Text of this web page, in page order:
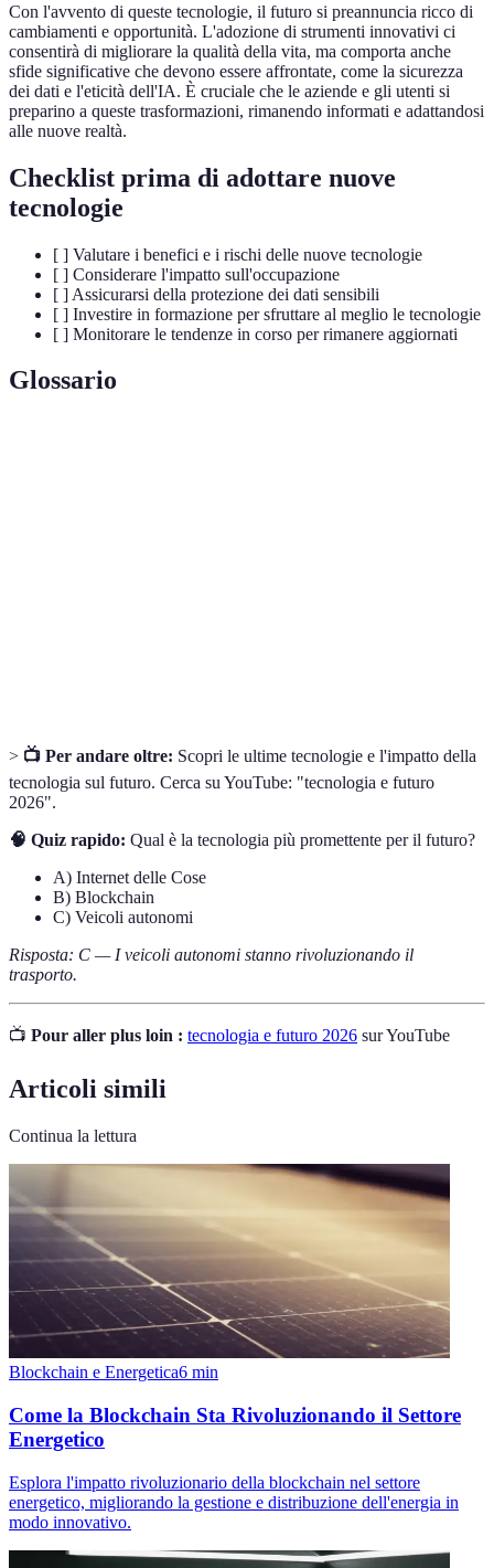
Con l'avvento di queste tecnologie, il futuro si preannuncia ricco di
cambiamenti e opportunità. L'adozione di strumenti innovativi ci
consentirà di migliorare la qualità della vita, ma comporta anche
sfide significative che devono essere affrontate, come la sicurezza
dei dati e l'eticità dell'IA. È cruciale che le aziende e gli utenti si
preparino a queste trasformazioni, rimanendo informati e adattandosi
alle nuove realtà.
Checklist prima di adottare nuove
tecnologie
[ ] Valutare i benefici e i rischi delle nuove tecnologie
[ ] Considerare l'impatto sull'occupazione
[ ] Assicurarsi della protezione dei dati sensibili
[ ] Investire in formazione per sfruttare al meglio le tecnologie
[ ] Monitorare le tendenze in corso per rimanere aggiornati
Glossario
> 📺 Per andare oltre: Scopri le ultime tecnologie e l'impatto della
tecnologia sul futuro. Cerca su YouTube: "tecnologia e futuro
2026".
🧠 Quiz rapido: Qual è la tecnologia più promettente per il futuro?
A) Internet delle Cose
B) Blockchain
C) Veicoli autonomi
Risposta: C — I veicoli autonomi stanno rivoluzionando il
trasporto.
📺 Pour aller plus loin : tecnologia e futuro 2026 sur YouTube
Articoli simili
Continua la lettura
Blockchain e Energetica6 min
Come la Blockchain Sta Rivoluzionando il Settore
Energetico
Esplora l'impatto rivoluzionario della blockchain nel settore
energetico, migliorando la gestione e distribuzione dell'energia in
modo innovativo.